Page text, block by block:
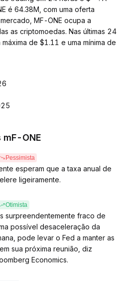
é 64.38M, com uma oferta
MF-ONE ocupa a
as criptomoedas. Nas últimas 24
de $1.11 e uma mínima de
mF-ONE
Pessimista
esperam que a taxa anual de
ligeiramente.
Otimista
surpreendentemente fraco de
possível desaceleração da
pode levar o Fed a manter as
sua próxima reunião, diz
Economics.